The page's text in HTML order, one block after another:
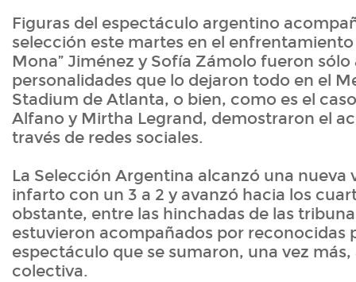
Figuras del espectáculo argentino
selección este martes en el enfrentamiento
Mona” Jiménez y Sofía Zámolo fueron sólo
personalidades que lo dejaron todo en el
Stadium de Atlanta, o bien, como es el
Alfano y Mirtha Legrand, demostraron el
través de redes sociales.
La Selección Argentina alcanzó una nueva
infarto con un 3 a 2 y avanzó hacia los
obstante, entre las hinchadas de las
estuvieron acompañados por reconocidas
espectáculo que se sumaron, una vez
colectiva.